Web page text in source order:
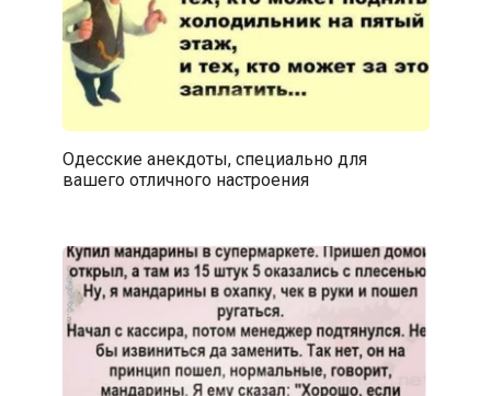
Одесские анекдоты, специально для
вашего отличного настроения